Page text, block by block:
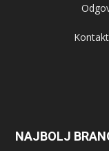
NAJBOLJ